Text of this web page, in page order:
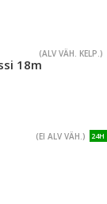
(ALV VÄH. KELP.)
18m
24H
(EI ALV VÄH.)